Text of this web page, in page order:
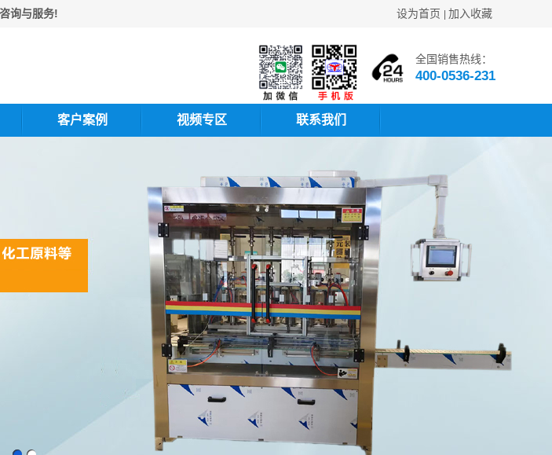
询与服务! 设为首页 加入收藏
全国销售热线：
400-0536-231
客户案例 视频专区 联系我们